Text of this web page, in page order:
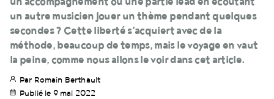
un autre musicien jouer un thème pendant quelques
secondes ? Cette liberté s’acquiert avec de la
méthode, beaucoup de temps, mais le voyage en vaut
la peine, comme nous allons le voir dans cet article.
Par Romain Berthault
Publié le 9 mai 2022